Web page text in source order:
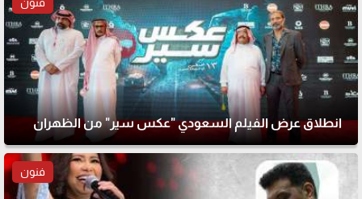
فنون
انطلاق عرض الفيلم السعودي "عكس سير" من الظهران
فنون